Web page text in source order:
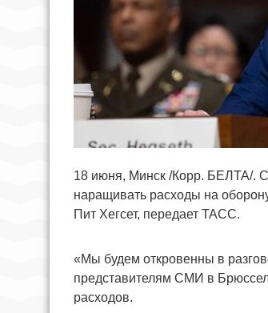
18 июня, Минск /Корр. БЕЛТА/.
наращивать расходы на
Пит Хегсет, передает ТАСС.
«Мы будем откровенны в
представителям СМИ в
расходов.